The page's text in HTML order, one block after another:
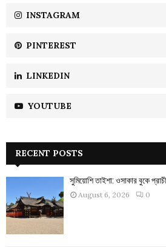
INSTAGRAM
PINTEREST
LINKEDIN
YOUTUBE
RECENT POSTS
সুমিয়োশি তাইশা: ওসাকার বুকে
August 6, 2026 0